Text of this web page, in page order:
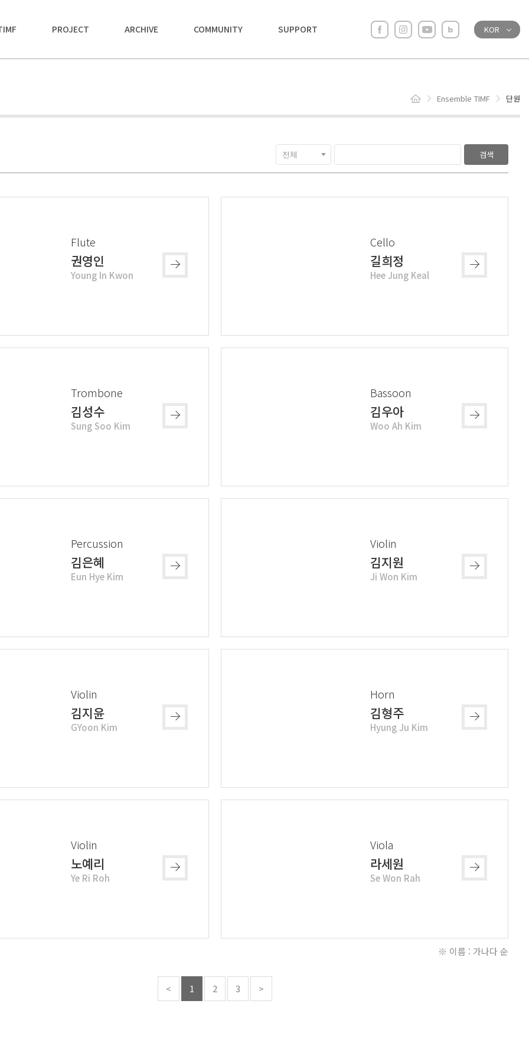
PROJECT ARCHIVE COMMUNITY SUPPORT KOR
Ensemble TIMF 단원
Flute
권영인
Young In Kwon
Cello
길희정
Hee Jung Keal
Trombone
김성수
Sung Soo Kim
Bassoon
김우아
Woo Ah Kim
Percussion
김은혜
Eun Hye Kim
Violin
김지원
Ji Won Kim
Violin
김지윤
GYoon Kim
Horn
김형주
Hyung Ju Kim
Violin
노예리
Ye Ri Roh
Viola
라세원
Se Won Rah
※ 이름 : 가나다 순
< 1 2 3 >